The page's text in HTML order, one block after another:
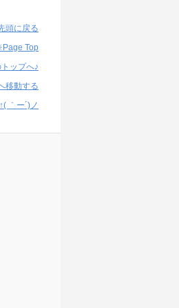
頭に戻る
Top
ップへ♪
移動する
↑( ｀ー´)ノ